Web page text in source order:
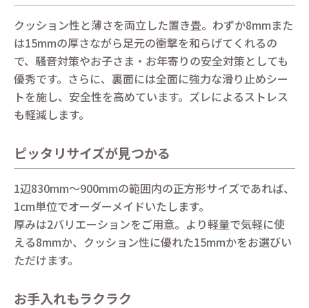
クッション性と薄さを両立した置き畳。わずか8mmまた
は15mmの厚さながら足元の衝撃を和らげてくれるの
で、騒音対策やお子さま・お年寄りの安全対策としても
優秀です。さらに、裏面には全面に強力な滑り止めシー
トを施し、安全性を高めています。ズレによるストレス
も軽減します。
ピッタリサイズが見つかる
1辺830mm～900mmの範囲内の正方形サイズであれば、
1cm単位でオーダーメイドいたします。
厚みは2バリエーションをご用意。より軽量で気軽に使
える8mmか、クッション性に優れた15mmかをお選びい
ただけます。
お手入れもラクラク